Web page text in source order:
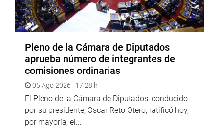
analizar la gestión del proyecto de agua y saneamiento
básico, que beneficiará a cinco caseríos que por años
vienen gestionando y no son atendidos.
Pleno de la Cámara de Diputados
aprueba número de integrantes de
comisiones ordinarias
05 Ago 2026 | 17:28 h
El Pleno de la Cámara de Diputados, conducido
por su presidente, Oscar Reto Otero, ratificó hoy,
por mayoría, el...